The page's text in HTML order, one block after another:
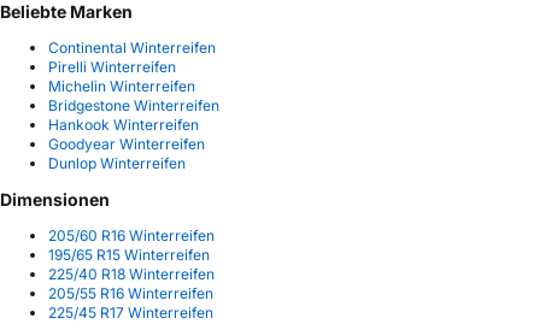
Beliebte Marken
Continental Winterreifen
Pirelli Winterreifen
Michelin Winterreifen
Bridgestone Winterreifen
Hankook Winterreifen
Goodyear Winterreifen
Dunlop Winterreifen
Dimensionen
205/60 R16 Winterreifen
195/65 R15 Winterreifen
225/40 R18 Winterreifen
205/55 R16 Winterreifen
225/45 R17 Winterreifen